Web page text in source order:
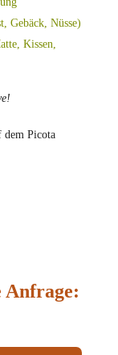
Gebäck, Nüsse)
Kissen,
Anfrage: